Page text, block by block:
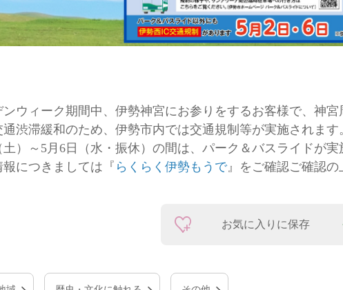
ンウィーク期間中、伊勢神宮にお参りをするお客様で、神
渋滞緩和のため、伊勢市内では交通規制等が実施されます
土）～5月6日（水・振休）の間は、パーク＆バスライドが実
につきましては『 らくらく伊勢もうで』をご確認ご確認の
お気に入りに保存